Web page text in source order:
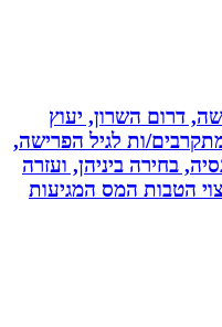
דרום השרון, יעוץ
ות לגיל הפרישה,
בחירה ביניהן, ועזרה
הטבות המס המגיעות